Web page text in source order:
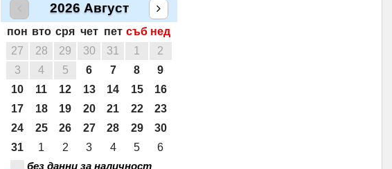
2026 Август
пон вто сря чет пет съб нед
27
28 29 30 31 1
2
3
4 5 6 7 8
9
10
11 12 13 14 15
16
17
18 19 20 21 22
23
24
25 26 27 28 29
30
31
1 2 3 4 5
6
без данни за наличност